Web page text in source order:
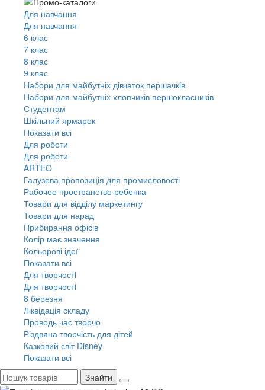
Для навчання
Для навчання
6 клас
7 клас
8 клас
9 клас
Набори для майбутніх дiвчаток першачкiв
Набори для майбутніх хлопчиків першокласників
Студентам
Шкільний ярмарок
Показати всі
Для роботи
Для роботи
ARTEO
Галузева пропозиція для промисловості
Рабочее пространство ребенка
Товари для відділу маркетингу
Товари для нарад
Прибирання офісів
Колір має значення
Кольорові ідеї
Показати всі
Для творчостi
Для творчостi
8 березня
Ліквідація складу
Проводь час творчо
Різдвяна творчість для дітей
Казковий світ Disney
Показати всі
Знайти